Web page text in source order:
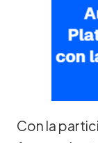
Con la